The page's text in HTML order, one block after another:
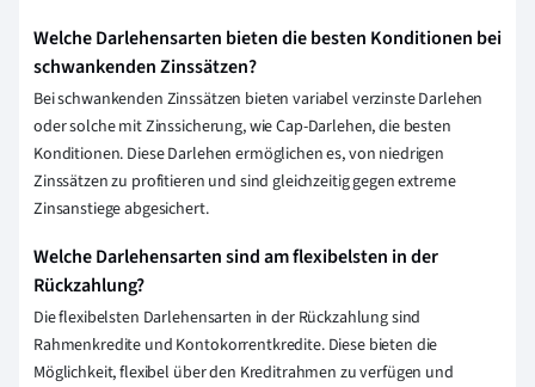
Welche Darlehensarten bieten die besten Konditionen bei
schwankenden Zinssätzen?
Bei schwankenden Zinssätzen bieten variabel verzinste Darlehen
oder solche mit Zinssicherung, wie Cap-Darlehen, die besten
Konditionen. Diese Darlehen ermöglichen es, von niedrigen
Zinssätzen zu profitieren und sind gleichzeitig gegen extreme
Zinsanstiege abgesichert.
Welche Darlehensarten sind am flexibelsten in der
Rückzahlung?
Die flexibelsten Darlehensarten in der Rückzahlung sind
Rahmenkredite und Kontokorrentkredite. Diese bieten die
Möglichkeit, flexibel über den Kreditrahmen zu verfügen und